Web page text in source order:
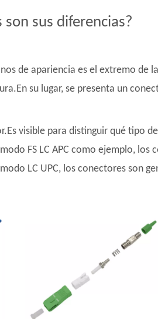
son sus diferencias?
de apariencia es el extremo de
su lugar, se presenta un
visible para distinguir qué tipo
FS LC APC como ejemplo,
LC UPC, los conectores son